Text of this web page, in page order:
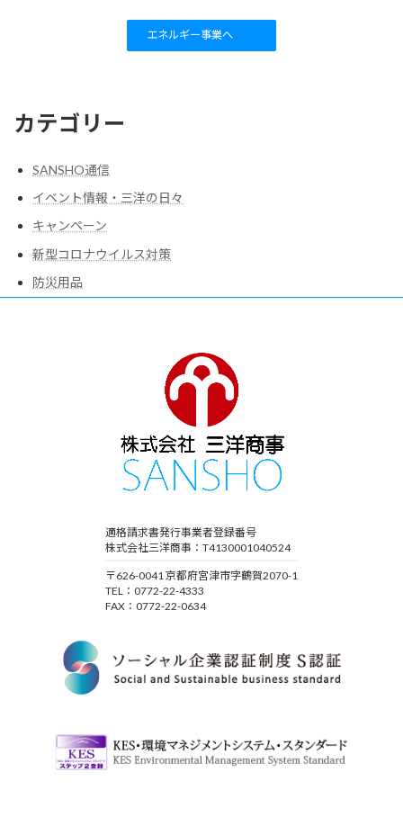
エネルギー事業へ
カテゴリー
SANSHO通信
イベント情報・三洋の日々
キャンペーン
新型コロナウイルス対策
防災用品
適格請求書発行事業者登録番号
株式会社三洋商事：T4130001040524
〒626-0041 京都府宮津市字鶴賀2070-1
TEL：0772-22-4333
FAX：0772-22-0634